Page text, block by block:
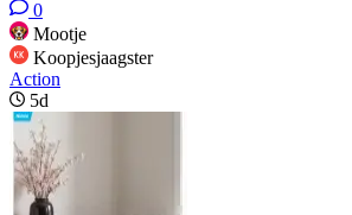
0
Mootje
Koopjesjaagster
Action
5d